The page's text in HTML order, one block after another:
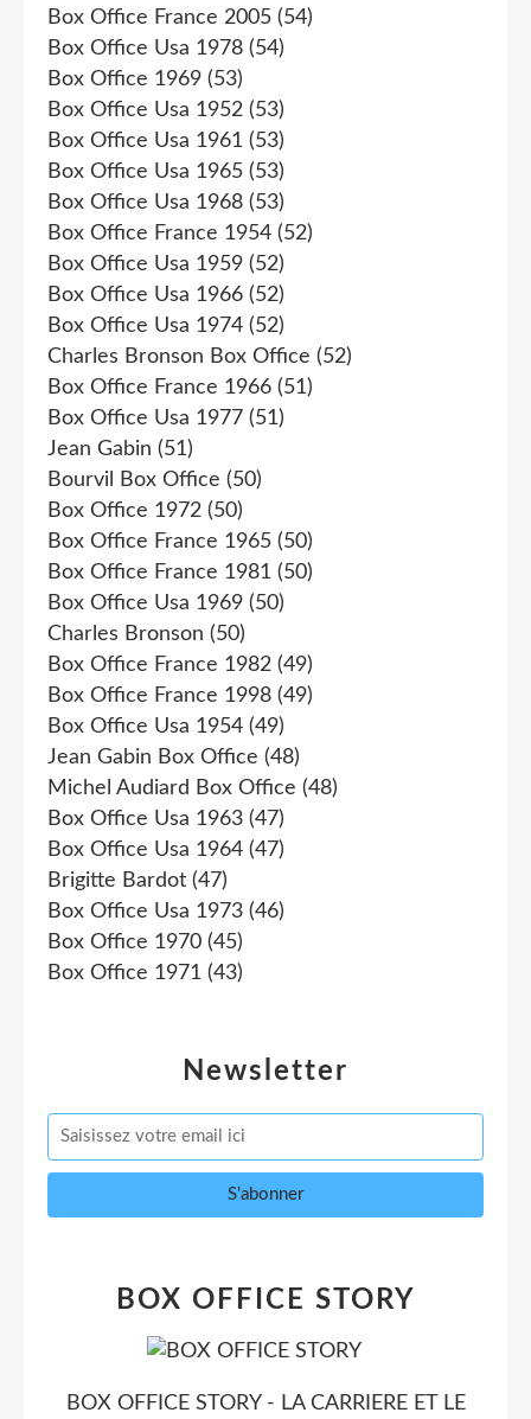
Newsletter
Box Office France 2005 (54)
Box Office Usa 1978 (54)
Box Office 1969 (53)
Box Office Usa 1952 (53)
Box Office Usa 1961 (53)
Box Office Usa 1965 (53)
Box Office Usa 1968 (53)
Box Office France 1954 (52)
Box Office Usa 1959 (52)
Box Office Usa 1966 (52)
Box Office Usa 1974 (52)
Charles Bronson Box Office (52)
Box Office France 1966 (51)
Box Office Usa 1977 (51)
Jean Gabin (51)
Bourvil Box Office (50)
Box Office 1972 (50)
Box Office France 1965 (50)
Box Office France 1981 (50)
Box Office Usa 1969 (50)
Charles Bronson (50)
Box Office France 1982 (49)
Box Office France 1998 (49)
Box Office Usa 1954 (49)
Jean Gabin Box Office (48)
Michel Audiard Box Office (48)
Box Office Usa 1963 (47)
Box Office Usa 1964 (47)
Brigitte Bardot (47)
Box Office Usa 1973 (46)
Box Office 1970 (45)
Box Office 1971 (43)
BOX OFFICE STORY
BOX OFFICE STORY - LA CARRIERE ET LE